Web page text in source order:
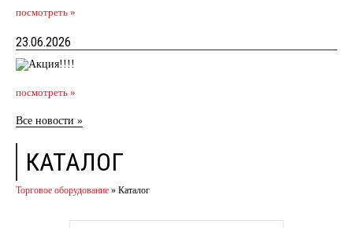
посмотреть »
23.06.2026
посмотреть »
Все новости »
КАТАЛОГ
Торговое оборудование » Каталог